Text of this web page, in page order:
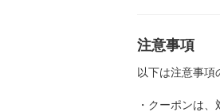
注意事項
以下は注意事項
・ クーポンは、